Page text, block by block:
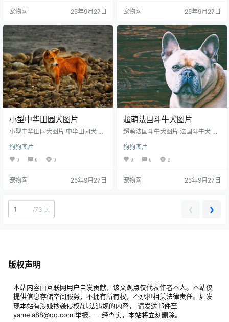
2256x1504，1920x1280，900x
脑和手机图片软件编辑和修改。
宠物网 25年9月27日
5184，1080*1920多种尺寸图片免
编辑和修改。
宠物网 25年9月27日
小型中华田园犬图片
小型中华田园犬图片 中华田园犬 流
爱 狗狗 小狗 萌犬 宠物犬 家犬 动物
生物世界 图片大全 高清图片下载 分
辨率:350DPI 尺寸：5184x2917编
PG文件，提供 5184x2917，1920x
辑和修改。
狗狗图片
0 0 0
宠物网 25年9月27日
超萌法国斗牛犬图片
超萌法国斗牛犬图片 法国斗牛犬 斗
小狗狗 萌狗狗 宠物 可爱小狗 小动
物 动物 生物世界 摄影 图片大全 高
清图片下载编号为23033056602，
60，1280x720，1920x1080，60
狗狗图片
0 0 2
宠物网 25年9月27日
/73 页 ❮ ❯
版权声明
本站内容由互联网用户自发贡献，该文观点仅代表作者本人。本站仅
提供信息存储空间服务，不拥有所有权，不承担相关法律责任。如发
现本站有涉嫌抄袭侵权/违法违规的内容， 请发送邮件至
yameia88@qq.com 举报，一经查实，本站将立刻删除。